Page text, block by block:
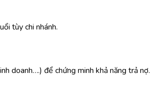
tùy chi nhánh.
doanh….) để chứng minh khả năng trả nợ.